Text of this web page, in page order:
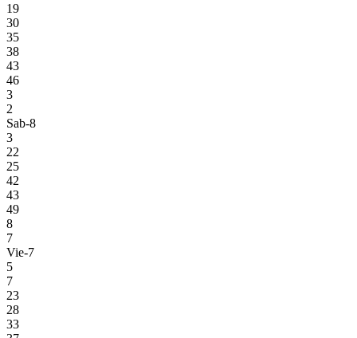
19
30
35
38
43
46
3
2
Sab-8
3
22
25
42
43
49
8
7
Vie-7
5
7
23
28
33